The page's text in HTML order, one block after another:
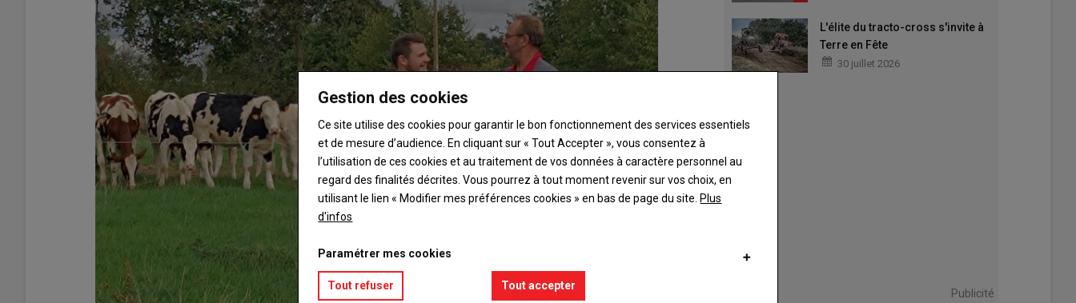
L'élite du tracto-cross s'invite à
Terre en Fête
30 juillet 2026
Publicité
Gestion des cookies
Ce site utilise des cookies pour garantir le bon fonctionnement des services essentiels
et de mesure d’audience. En cliquant sur « Tout Accepter », vous consentez à
l’utilisation de ces cookies et au traitement de vos données à caractère personnel au
regard des finalités décrites. Vous pourrez à tout moment revenir sur vos choix, en
utilisant le lien « Modifier mes préférences cookies » en bas de page du site.Plus
d'infos
Paramétrer mes cookies
Tout refuser Tout accepter